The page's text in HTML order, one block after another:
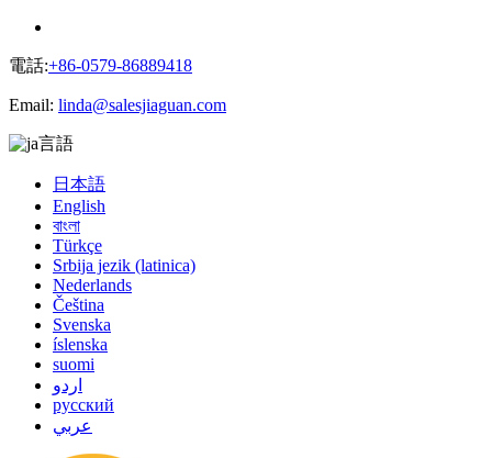
電話:+86-0579-86889418
Email: linda@salesjiaguan.com
言語
日本語
English
বাংলা
Türkçe
Srbija jezik (latinica)
Nederlands
Čeština
Svenska
íslenska
suomi
اردو
русский
عربي